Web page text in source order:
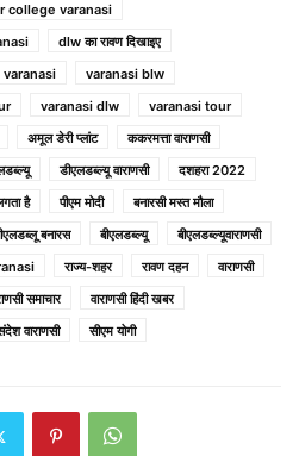
college varanasi
dlw का रावण दिखाइए
varanasi
varanasi blw
varanasi dlw
varanasi tour
अमूल डेरी प्लांट
ककरमत्ता वाराणसी
डीएलडब्ल्यू वाराणसी
दशहरा 2022
है पीएम मोदी
बनारसी मस्त मौला
बनारस बीएलडब्‍ल्‍यू
बीएलडब्ल्यूवाराणसी
राज्य-शहर रावण दहन
वाराणसी
समाचार
वाराणसी हिंदी खबर
वाराणसी
सीएम योगी